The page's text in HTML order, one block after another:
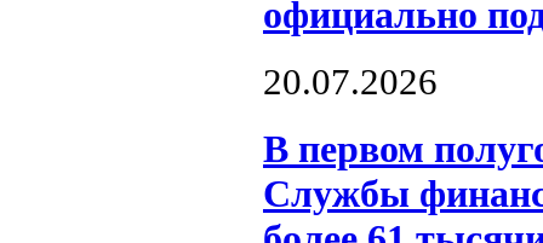
официально
20.07.2026
В первом
Службы